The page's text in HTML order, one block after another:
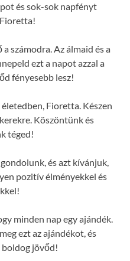
és sok-sok napfényt
számodra. Az álmaid és a
ezt a napot azzal a
fényesebb lesz!
Fioretta. Készen
Köszöntünk és
téged!
és azt kívánjuk,
pozitív élményekkel és
minden nap egy ajándék.
ezt az ajándékot, és
boldog jövőd!